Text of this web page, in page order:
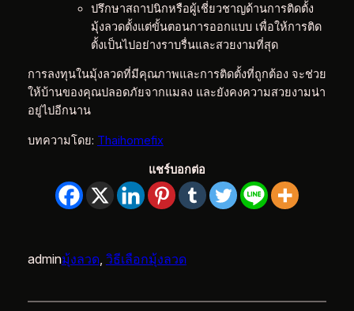
ปรึกษาสถาปนิกหรือผู้เชี่ยวชาญด้านการติดตั้ง
มุ้งลวดตั้งแต่ขั้นตอนการออกแบบ เพื่อให้การติด
ตั้งเป็นไปอย่างราบรื่นและสวยงามที่สุด
การลงทุนในมุ้งลวดที่มีคุณภาพและการติดตั้งที่ถูกต้อง จะช่วย
ให้บ้านของคุณปลอดภัยจากแมลง และยังคงความสวยงามน่า
อยู่ไปอีกนาน
บทความโดย: Thaihomefix
แชร์บอกต่อ
adminมุ้งลวด, วิธีเลือกมุ้งลวด